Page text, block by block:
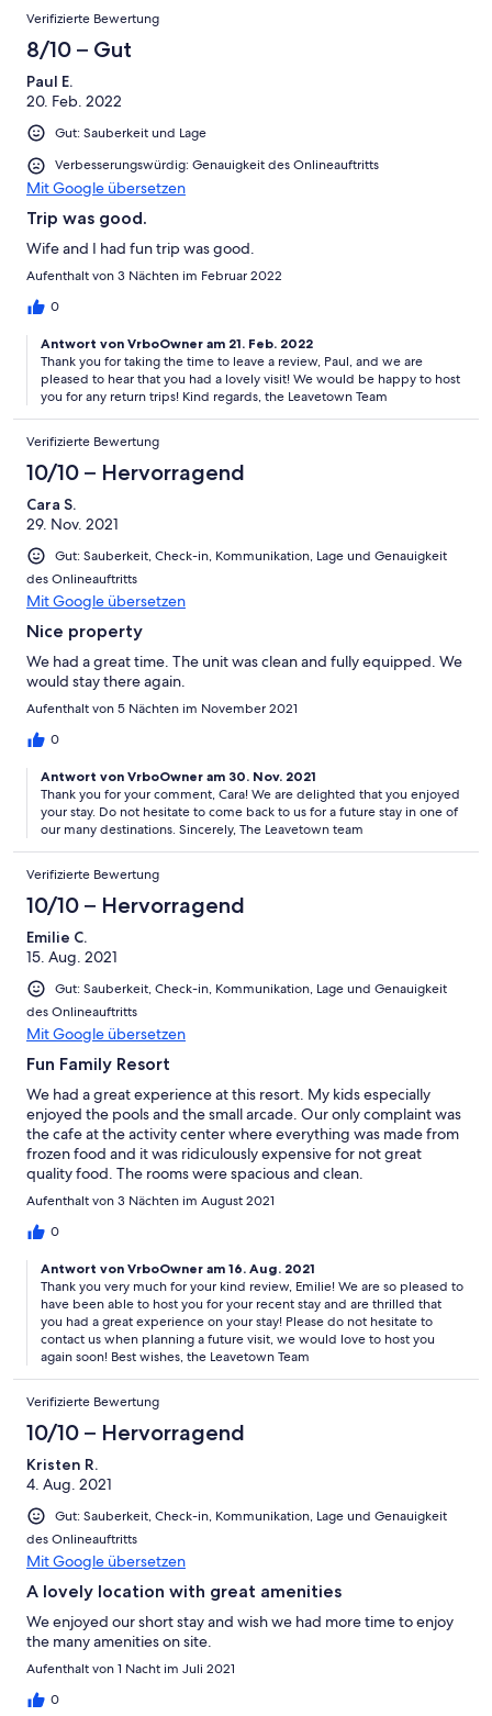
Verifizierte Bewertung
8/10 – Gut
Paul E.
20. Feb. 2022
Gut: Sauberkeit und Lage
Verbesserungswürdig: Genauigkeit des Onlineauftritts
Mit Google übersetzen
Trip was good.
Wife and I had fun trip was good.
Aufenthalt von 3 Nächten im Februar 2022
0
Antwort von VrboOwner am 21. Feb. 2022
Thank you for taking the time to leave a review, Paul, and we are
pleased to hear that you had a lovely visit! We would be happy to host
you for any return trips! Kind regards, the Leavetown Team
Verifizierte Bewertung
10/10 – Hervorragend
Cara S.
29. Nov. 2021
Gut: Sauberkeit, Check-in, Kommunikation, Lage und Genauigkeit
des Onlineauftritts
Mit Google übersetzen
Nice property
We had a great time. The unit was clean and fully equipped. We
would stay there again.
Aufenthalt von 5 Nächten im November 2021
0
Antwort von VrboOwner am 30. Nov. 2021
Thank you for your comment, Cara! We are delighted that you enjoyed
your stay. Do not hesitate to come back to us for a future stay in one of
our many destinations. Sincerely, The Leavetown team
Verifizierte Bewertung
10/10 – Hervorragend
Emilie C.
15. Aug. 2021
Gut: Sauberkeit, Check-in, Kommunikation, Lage und Genauigkeit
des Onlineauftritts
Mit Google übersetzen
Fun Family Resort
We had a great experience at this resort. My kids especially
enjoyed the pools and the small arcade. Our only complaint was
the cafe at the activity center where everything was made from
frozen food and it was ridiculously expensive for not great
quality food. The rooms were spacious and clean.
Aufenthalt von 3 Nächten im August 2021
0
Antwort von VrboOwner am 16. Aug. 2021
Thank you very much for your kind review, Emilie! We are so pleased to
have been able to host you for your recent stay and are thrilled that
you had a great experience on your stay! Please do not hesitate to
contact us when planning a future visit, we would love to host you
again soon! Best wishes, the Leavetown Team
Verifizierte Bewertung
10/10 – Hervorragend
Kristen R.
4. Aug. 2021
Gut: Sauberkeit, Check-in, Kommunikation, Lage und Genauigkeit
des Onlineauftritts
Mit Google übersetzen
A lovely location with great amenities
We enjoyed our short stay and wish we had more time to enjoy
the many amenities on site.
Aufenthalt von 1 Nacht im Juli 2021
0